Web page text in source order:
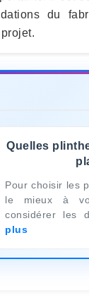
du
Quelles
Pour choisir les
le mieux à
considérer les
plus